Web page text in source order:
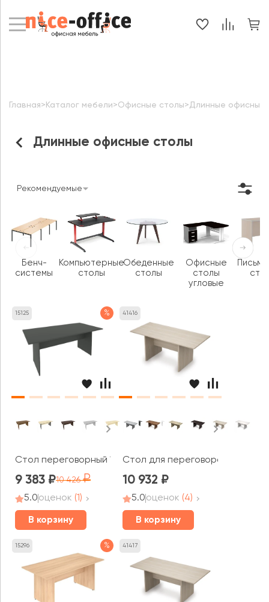
Длинные офисные столы
Главная> Каталог мебели>Офисные столы>Длинные офисные
Рекомендуемые
15125 %
Стол переговорный 1800x900x755 Рива / Riva
9 383 10 426
5.0оценок (1)
В корзину
41416
Стол для переговоров
10 932
5.0оценок (4)
В корзину
15296 % 41417
Бенч-
системы
Компьютерные
столы
Обеденные
столы
Офисные
столы
угловые